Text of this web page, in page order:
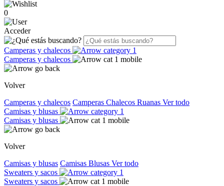
0
Acceder
Camperas y chalecos
Camperas y chalecos
Volver
Camperas y chalecos Camperas Chalecos Ruanas Ver todo
Camisas y blusas
Camisas y blusas
Volver
Camisas y blusas Camisas Blusas Ver todo
Sweaters y sacos
Sweaters y sacos